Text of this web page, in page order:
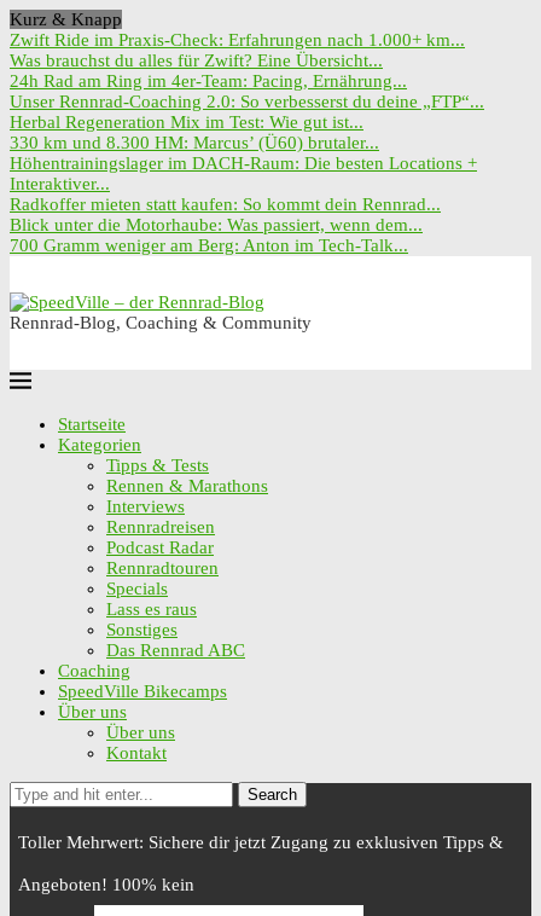
Kurz & Knapp
Zwift Ride im Praxis-Check: Erfahrungen nach 1.000+ km...
Was brauchst du alles für Zwift? Eine Übersicht...
24h Rad am Ring im 4er-Team: Pacing, Ernährung...
Unser Rennrad-Coaching 2.0: So verbesserst du deine „FTP“...
Herbal Regeneration Mix im Test: Wie gut ist...
330 km und 8.300 HM: Marcus’ (Ü60) brutaler...
Höhentrainingslager im DACH-Raum: Die besten Locations +
Interaktiver...
Radkoffer mieten statt kaufen: So kommt dein Rennrad...
Blick unter die Motorhaube: Was passiert, wenn dem...
700 Gramm weniger am Berg: Anton im Tech-Talk...
Rennrad-Blog, Coaching & Community
Startseite
Kategorien
Tipps & Tests
Rennen & Marathons
Interviews
Rennradreisen
Podcast Radar
Rennradtouren
Specials
Lass es raus
Sonstiges
Das Rennrad ABC
Coaching
SpeedVille Bikecamps
Über uns
Über uns
Kontakt
Search
Toller Mehrwert: Sichere dir jetzt Zugang zu exklusiven Tipps &
Angeboten! 100% kein